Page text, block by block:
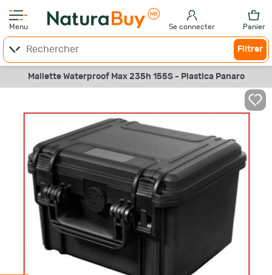
Menu Se connecter Panier
Filtrer
Mallette Waterproof Max 235h 155S - Plastica Panaro